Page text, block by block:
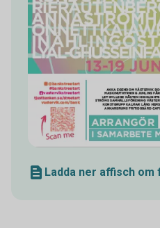
Ladda ner affisch om